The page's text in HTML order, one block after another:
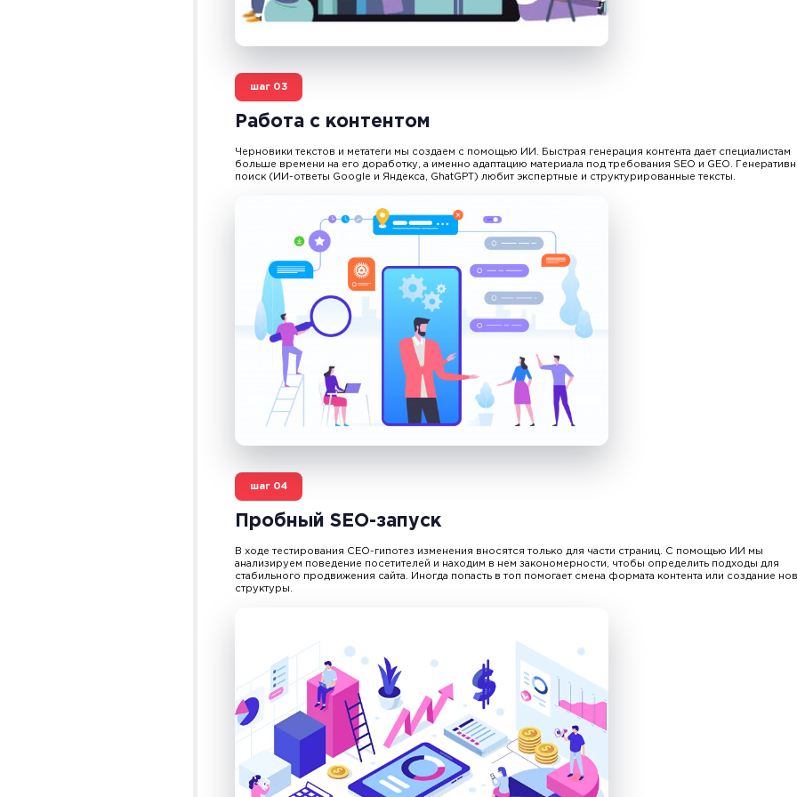
шаг 03
Работа с контентом
Черновики текстов и метатеги мы создаем с помощью ИИ. Быстрая генерация контента дает специалистам
больше времени на его доработку, а именно адаптацию материала под требования SEO и GEO.
поиск (ИИ-ответы Google и Яндекса, GhatGPT) любит экспертные и структурированные тексты.
шаг 04
Пробный SEO-запуск
В ходе тестирования СЕО-гипотез изменения вносятся только для части страниц. С помощью ИИ мы
анализируем поведение посетителей и находим в нем закономерности, чтобы определить подходы для
стабильного продвижения сайта . Иногда попасть в топ помогает смена формата контента или создание
структуры.